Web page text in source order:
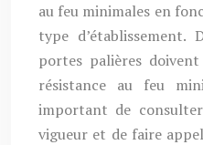
au feu minimales en
type d’établissement.
portes palières
résistance au feu
important de
vigueur et de faire